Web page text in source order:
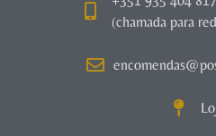
(chamada para